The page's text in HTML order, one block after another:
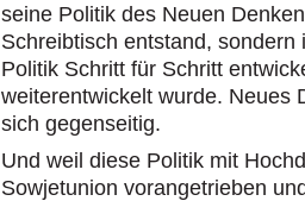
seine Politik des Neuen
Schreibtisch entstand,
Politik Schritt für Schritt
weiterentwickelt wurde. Neues
sich gegenseitig.
Und weil diese Politik mit
Sowjetunion vorangetrieben